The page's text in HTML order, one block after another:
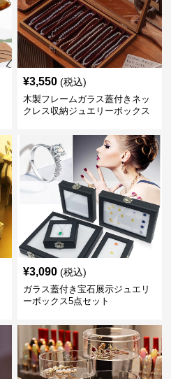
¥3,550 (税込)
木製フレームガラス蓋付きネッ
クレス収納ジュエリーボックス
¥3,090 (税込)
ガラス蓋付き宝石展示ジュエリ
ーボックス5点セット